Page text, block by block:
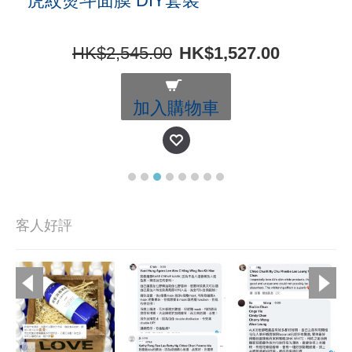
HK$2,545.00 HK$1,527.00
加入購物車
客人好評